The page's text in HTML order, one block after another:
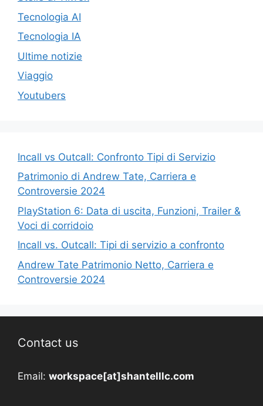
Tecnologia AI
Tecnologia IA
Ultime notizie
Viaggio
Youtubers
Incall vs Outcall: Confronto Tipi di Servizio
Patrimonio di Andrew Tate, Carriera e
Controversie 2024
PlayStation 6: Data di uscita, Funzioni, Trailer &
Voci di corridoio
Incall vs. Outcall: Tipi di servizio a confronto
Andrew Tate Patrimonio Netto, Carriera e
Controversie 2024
Contact us
Email: workspace[at]shantelllc.com